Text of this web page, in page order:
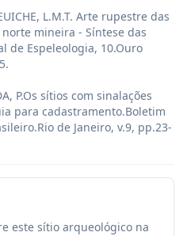
L.M.T. Arte rupestre das
mineira - Síntese das
de Espeleologia, 10.Ouro
P.Os sítios com sinalações
para cadastramento.Boletim
de Janeiro, v.9, pp.23-
este sítio arqueológico na